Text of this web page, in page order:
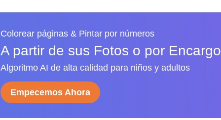
Colorear páginas & Pintar por números
A partir de sus Fotos o por Encargo
Algoritmo AI de alta calidad para niños y adultos
Empecemos Ahora